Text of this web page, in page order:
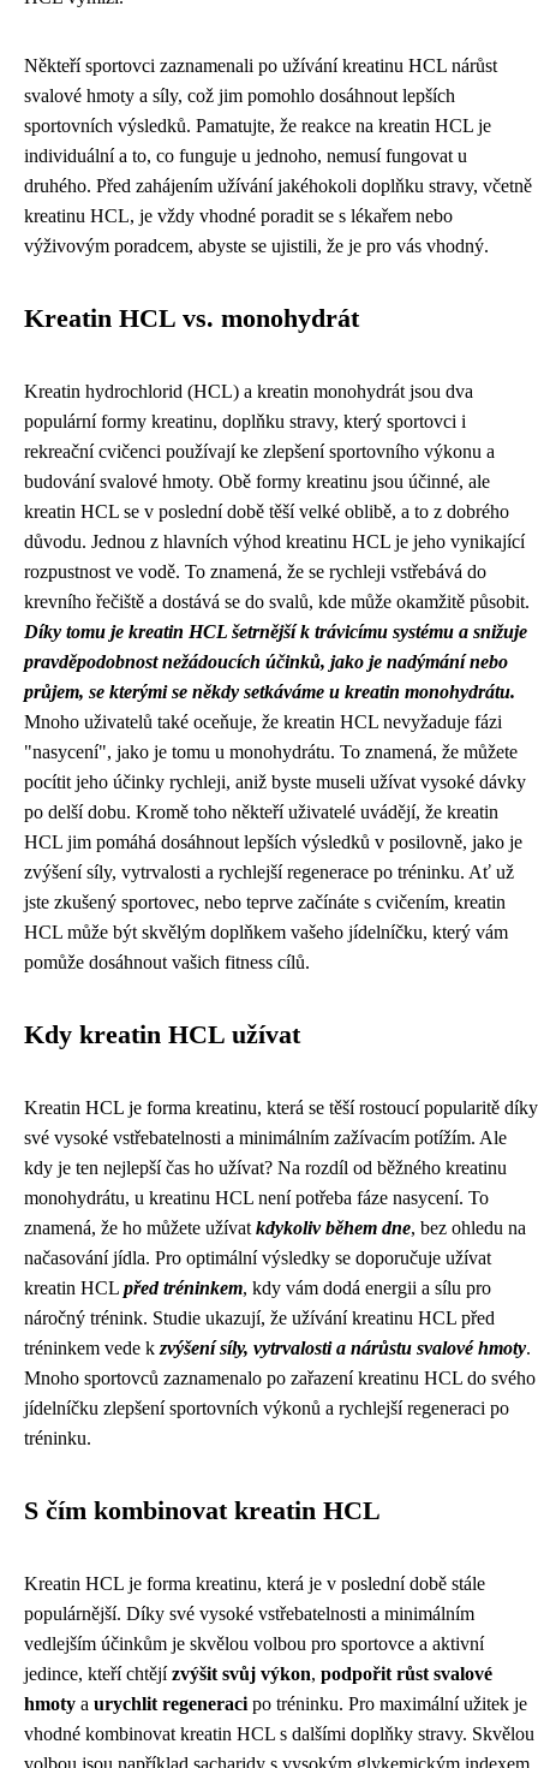
Někteří sportovci zaznamenali po užívání kreatinu HCL nárůst
svalové hmoty a síly, což jim pomohlo dosáhnout lepších
sportovních výsledků. Pamatujte, že reakce na kreatin HCL je
individuální a to, co funguje u jednoho, nemusí fungovat u
druhého. Před zahájením užívání jakéhokoli doplňku stravy, včetně
kreatinu HCL, je vždy vhodné poradit se s lékařem nebo
výživovým poradcem, abyste se ujistili, že je pro vás vhodný.
Kreatin HCL vs. monohydrát
Kreatin hydrochlorid (HCL) a kreatin monohydrát jsou dva
populární formy kreatinu, doplňku stravy, který sportovci i
rekreační cvičenci používají ke zlepšení sportovního výkonu a
budování svalové hmoty. Obě formy kreatinu jsou účinné, ale
kreatin HCL se v poslední době těší velké oblibě, a to z dobrého
důvodu. Jednou z hlavních výhod kreatinu HCL je jeho vynikající
rozpustnost ve vodě. To znamená, že se rychleji vstřebává do
krevního řečiště a dostává se do svalů, kde může okamžitě působit.
Díky tomu je kreatin HCL šetrnější k trávicímu systému a snižuje
pravděpodobnost nežádoucích účinků, jako je nadýmání nebo
průjem, se kterými se někdy setkáváme u kreatin monohydrátu.
Mnoho uživatelů také oceňuje, že kreatin HCL nevyžaduje fázi
"nasycení", jako je tomu u monohydrátu. To znamená, že můžete
pocítit jeho účinky rychleji, aniž byste museli užívat vysoké dávky
po delší dobu. Kromě toho někteří uživatelé uvádějí, že kreatin
HCL jim pomáhá dosáhnout lepších výsledků v posilovně, jako je
zvýšení síly, vytrvalosti a rychlejší regenerace po tréninku. Ať už
jste zkušený sportovec, nebo teprve začínáte s cvičením, kreatin
HCL může být skvělým doplňkem vašeho jídelníčku, který vám
pomůže dosáhnout vašich fitness cílů.
Kdy kreatin HCL užívat
Kreatin HCL je forma kreatinu, která se těší rostoucí popularitě díky
své vysoké vstřebatelnosti a minimálním zažívacím potížím. Ale
kdy je ten nejlepší čas ho užívat? Na rozdíl od běžného kreatinu
monohydrátu, u kreatinu HCL není potřeba fáze nasycení. To
znamená, že ho můžete užívat kdykoliv během dne, bez ohledu na
načasování jídla. Pro optimální výsledky se doporučuje užívat
kreatin HCL před tréninkem, kdy vám dodá energii a sílu pro
náročný trénink. Studie ukazují, že užívání kreatinu HCL před
tréninkem vede k zvýšení síly, vytrvalosti a nárůstu svalové hmoty.
Mnoho sportovců zaznamenalo po zařazení kreatinu HCL do svého
jídelníčku zlepšení sportovních výkonů a rychlejší regeneraci po
tréninku.
S čím kombinovat kreatin HCL
Kreatin HCL je forma kreatinu, která je v poslední době stále
populárnější. Díky své vysoké vstřebatelnosti a minimálním
vedlejším účinkům je skvělou volbou pro sportovce a aktivní
jedince, kteří chtějízvýšit svůj výkon, podpořit růst svalové
hmoty a urychlit regeneraci po tréninku. Pro maximální užitek je
vhodné kombinovat kreatin HCL s dalšími doplňky stravy. Skvělou